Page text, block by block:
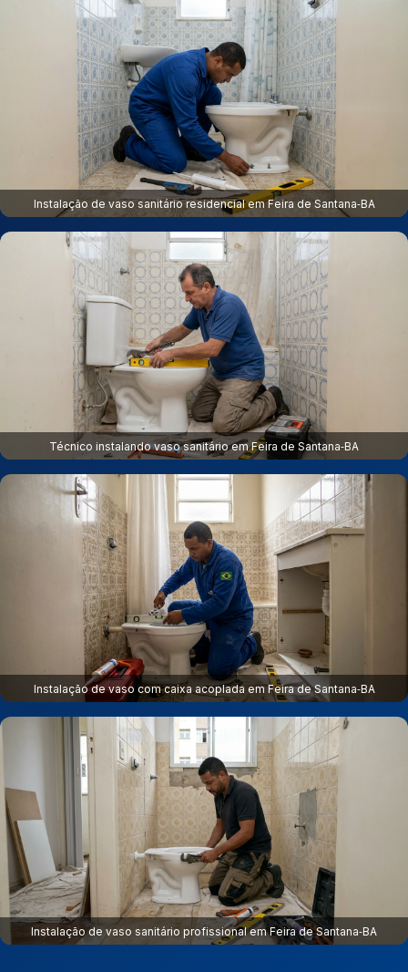
Instalação de vaso sanitário residencial em Feira de Santana‑BA
Técnico instalando vaso sanitário em Feira de Santana‑BA
Instalação de vaso com caixa acoplada em Feira de Santana‑BA
Instalação de vaso sanitário profissional em Feira de Santana‑BA